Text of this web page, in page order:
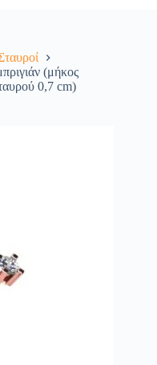
(μήκος
0,7 cm)